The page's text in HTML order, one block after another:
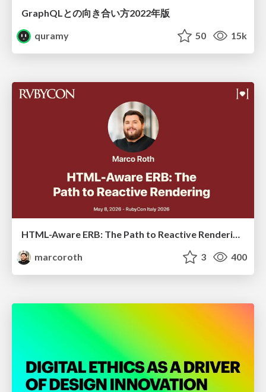
GraphQLとの向き合い方2022年版
quramy
50 15k
HTML-Aware ERB: The Path to Reactive Rendering @ RubyCon 2026, Rimini, Italy
marcoroth
3 400